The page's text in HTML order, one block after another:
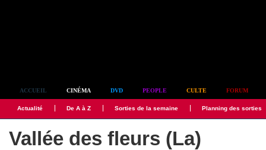
ACCUEIL CINÉMA DVD PEOPLE CULTE FORUM
Actualité De A à Z Sorties de la semaine Planning des sorties
Vallée des fleurs (La)